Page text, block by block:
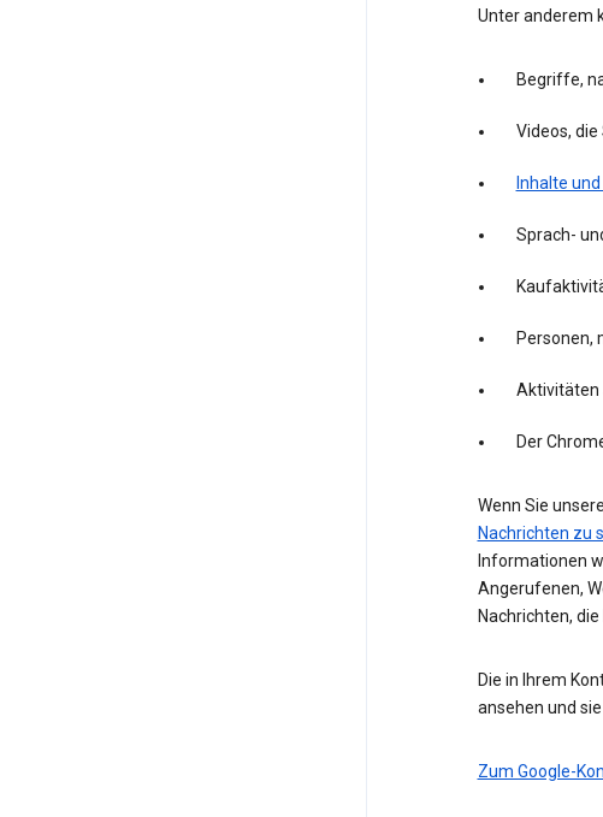
Unter anderem
Begriffe,
Videos, die
Inhalte
Sprach-
Personen,
Aktivitäten
Der
Wenn Sie unsere
Nachrichten zu
Informationen
Angerufenen,
Nachrichten,
Die in Ihrem
ansehen und
Zum Google-